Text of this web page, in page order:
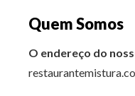
Quem Somos
O endereço do